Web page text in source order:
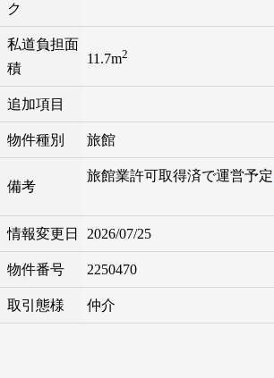
ク
私道負担面
積
11.7m2
追加項目
物件種別 旅館
備考
旅館業許可取得済で運営予定
情報変更日 2026/07/25
物件番号 2250470
取引態様 仲介